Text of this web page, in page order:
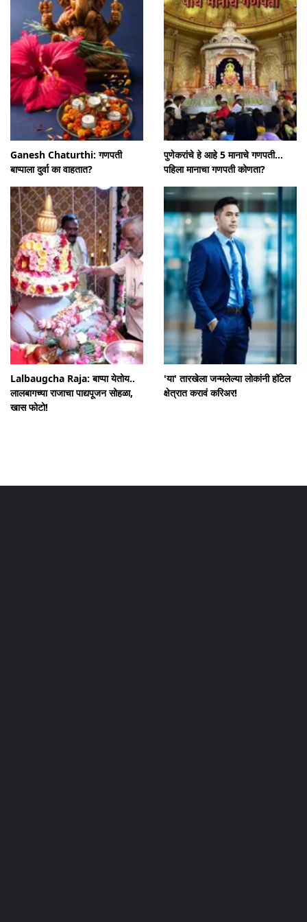
Ganesh Chaturthi: गणपती
बाप्पाला दुर्वा का वाहतात?
पुणेकरांचे हे आहे 5 मानाचे गणपती...
पहिला मानाचा गणपती कोणता?
Lalbaugcha Raja: बाप्पा येतोय..
लालबागच्या राजाचा पाद्यपूजन सोहळा,
खास फोटो!
'या' तारखेला जन्मलेल्या लोकांनी हॉटेल
क्षेत्रात करावं करिअर!